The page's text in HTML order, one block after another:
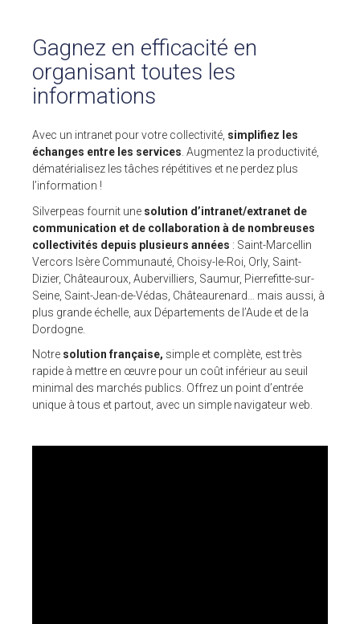
ESPACE CLIENTS
SUPPORT
COMMUNAUTÉ OPEN SOURCE
+33 4 76 09 31 61
SUIVEZ-NOUS
NOS VIDÉOS SUR
Gagnez en efficacité en
organisant toutes les
informations
Avec un intranet pour votre collectivité, simplifiez les
échanges entre les services. Augmentez la productivité,
dématérialisez les tâches répétitives et ne perdez plus
l’information !
Silverpeas fournit une solution d’intranet/extranet de
communication et de collaboration à de nombreuses
collectivités depuis plusieurs années : Saint-Marcellin
Vercors Isère Communauté, Choisy-le-Roi, Orly, Saint-
Dizier, Châteauroux, Aubervilliers, Saumur, Pierrefitte-sur-
Seine, Saint-Jean-de-Védas, Châteaurenard… mais aussi, à
plus grande échelle, aux Départements de l’Aude et de la
Dordogne.
Notre solution française, simple et complète, est très
rapide à mettre en œuvre pour un coût inférieur au seuil
minimal des marchés publics. Offrez un point d’entrée
unique à tous et partout, avec un simple navigateur web.